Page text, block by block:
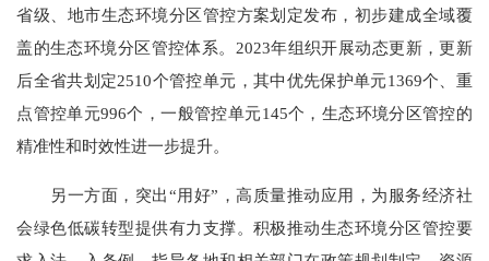
省级、地市生态环境分区管控方案划定发布，初步建成全域覆
盖的生态环境分区管控体系。2023年组织开展动态更新，更新
后全省共划定2510个管控单元，其中优先保护单元1369个、重
点管控单元996个，一般管控单元145个，生态环境分区管控的
精准性和时效性进一步提升。
另一方面，突出“用好”，高质量推动应用，为服务经济社
会绿色低碳转型提供有力支撑。积极推动生态环境分区管控要